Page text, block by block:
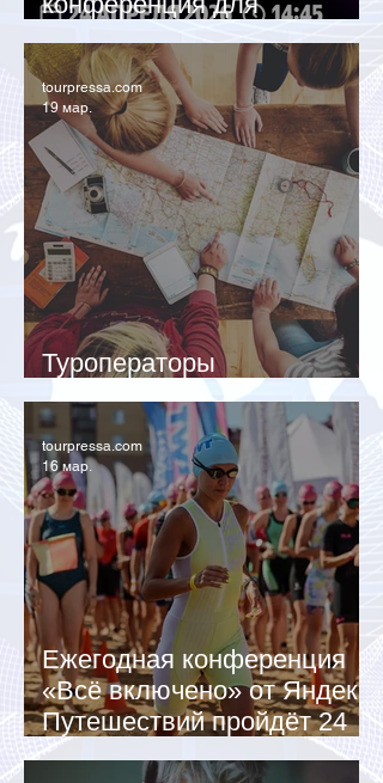
отельеров «Всё включено»
Туроператоры
заблокированы РКН
tourpressa.com
19 мар.
Ежегодная конференция
«Всё включено» от Яндекс
Путешествий пройдёт 24
апреля
tourpressa.com
16 мар.